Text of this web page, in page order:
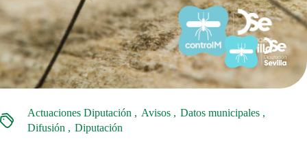
Actuaciones Diputación Avisos
Datos municipales
Difusión
Diputación